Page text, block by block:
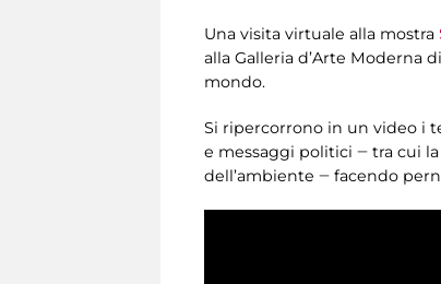
Una visita virtuale alla mostra
alla Galleria d’Arte Moderna
mondo.
Si ripercorrono in un video i
e messaggi politici ‒ tra cui
dell’ambiente ‒ facendo